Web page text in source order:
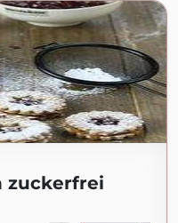
zuckerfrei